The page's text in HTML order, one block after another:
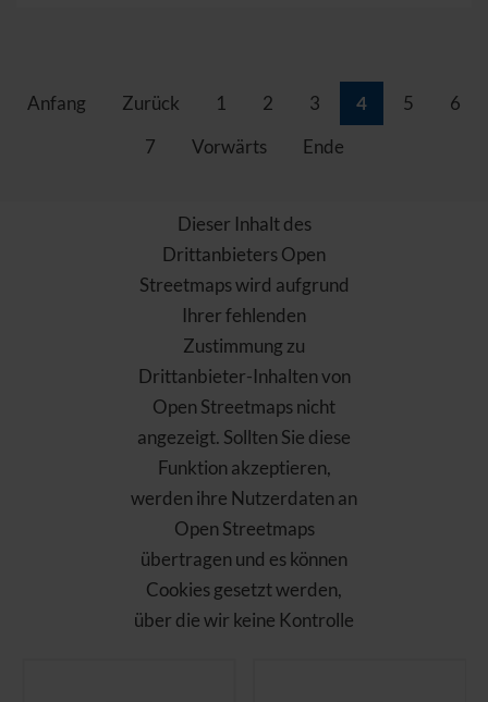
Anfang Zurück 1 2 3 4 5
6
7
Vorwärts Ende
Dieser Inhalt des
Drittanbieters Open
Streetmaps wird aufgrund
Ihrer fehlenden
Zustimmung zu
Drittanbieter-Inhalten von
Open Streetmaps nicht
angezeigt. Sollten Sie diese
Funktion akzeptieren,
werden ihre Nutzerdaten an
Open Streetmaps
übertragen und es können
Cookies gesetzt werden,
über die wir keine Kontrolle